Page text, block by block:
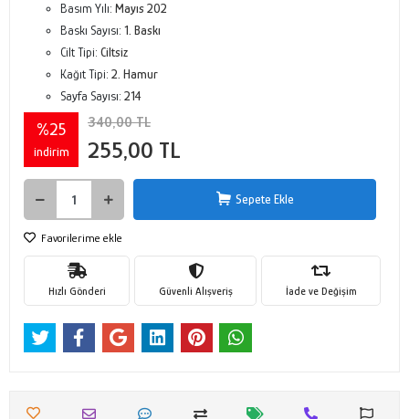
Basım Yılı: Mayıs 202
Baskı Sayısı: 1. Baskı
Cilt Tipi: Ciltsiz
Kağıt Tipi: 2. Hamur
Sayfa Sayısı: 214
%25
indirim
340,00 TL
255,00 TL
Sepete Ekle
Favorilerime ekle
Hızlı Gönderi Güvenli Alışveriş İade ve Değişim